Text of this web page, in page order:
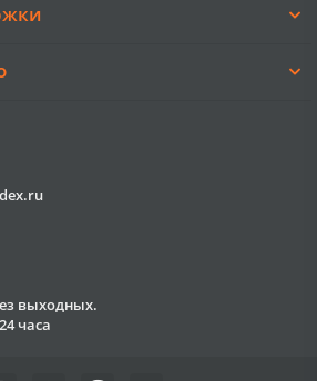
выходных.
часа